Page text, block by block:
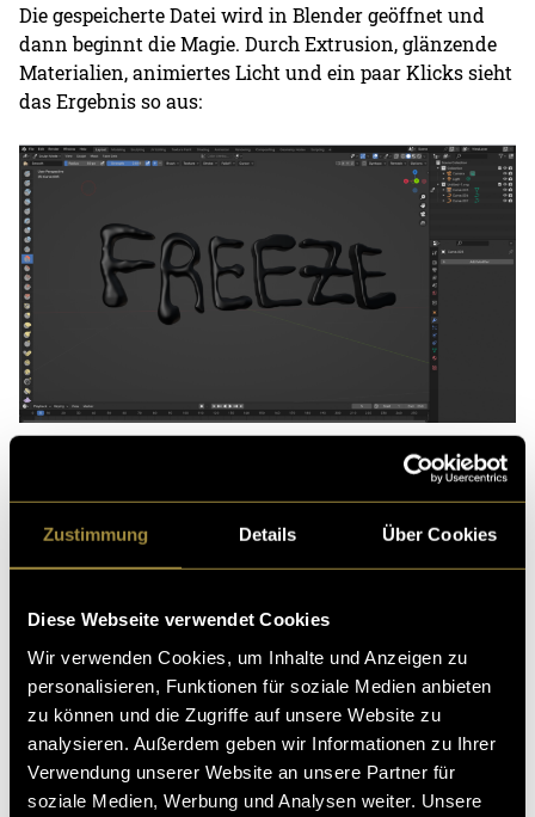
Zustimmung Details Über Cookies
Diese Webseite verwendet Cookies
Wir verwenden Cookies, um Inhalte und Anzeigen zu
personalisieren, Funktionen für soziale Medien anbieten
zu können und die Zugriffe auf unsere Website zu
analysieren. Außerdem geben wir Informationen zu Ihrer
Verwendung unserer Website an unsere Partner für
soziale Medien, Werbung und Analysen weiter. Unsere
Die gespeicherte Datei wird in Blender geöffnet und
dann beginnt die Magie. Durch Extrusion, glänzende
Materialien, animiertes Licht und ein paar Klicks sieht
das Ergebnis so aus: